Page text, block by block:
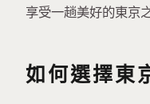
享受一趟美好的東京
如何選擇東